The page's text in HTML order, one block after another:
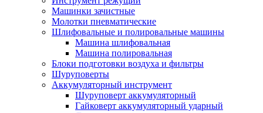
Машинки зачистные
Молотки пневматические
Шлифовальные и полировальные машины
Машина шлифовальная
Машина полировальная
Блоки подготовки воздуха и фильтры
Шуруповерты
Аккумуляторный инструмент
Шуруповерт аккумуляторный
Гайковерт аккумуляторный ударный